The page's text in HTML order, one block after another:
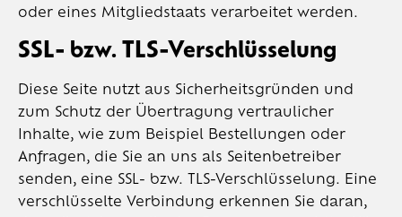
oder eines Mitgliedstaats verarbeitet werden.
SSL- bzw. TLS-Verschlüsselung
Diese Seite nutzt aus Sicherheitsgründen und
zum Schutz der Übertragung vertraulicher
Inhalte, wie zum Beispiel Bestellungen oder
Anfragen, die Sie an uns als Seitenbetreiber
senden, eine SSL- bzw. TLS-Verschlüsselung. Eine
verschlüsselte Verbindung erkennen Sie daran,